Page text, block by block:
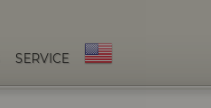
SERVICE